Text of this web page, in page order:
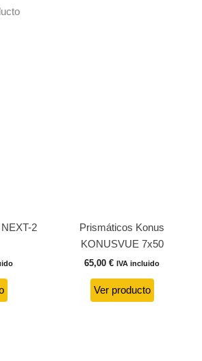
2
Prismáticos Konus
KONUSVUE 7x50
65,00 € IVA incluido
Ver producto